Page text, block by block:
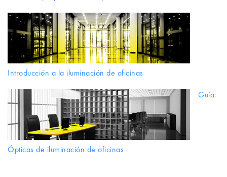
Introducción a la iluminación de oficinas
Guía:
Ópticas de iluminación de oficinas